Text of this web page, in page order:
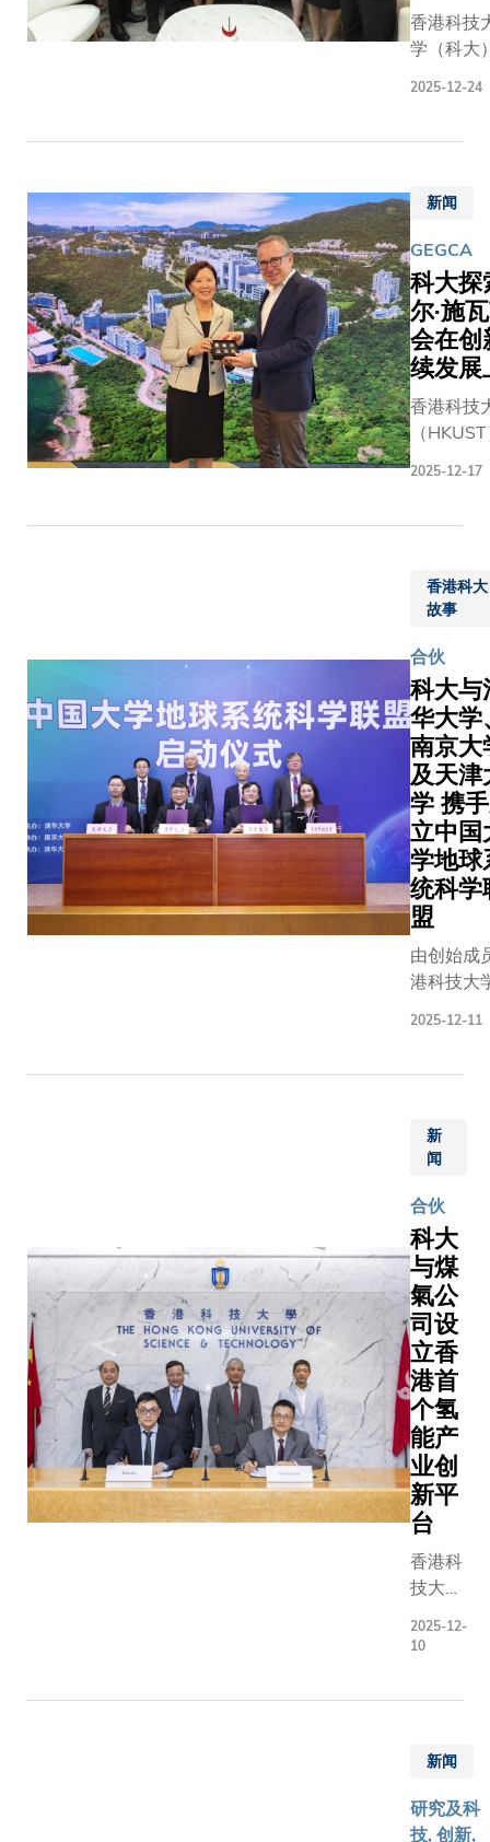
团，并重
介绍大学
坛及瑞士
人、人工
流等领域
讨论亦回
了港科大
导层近期
团访问瑞
的成果，
一步加强
与学术及
研伙伴的
系。 港科
园及新近
立的上海
心——亦
介绍为深
与瑞士院
及企业合
的新平台
代表团亦
观了由
Kristiaan
NEYTS教
主责的显
与光电子
国重点实
室，并了
科大在显
技术方面
位。双方
持连结两
创新生态
统的共同
景，并对
来推动更
密的合作
开展协作
划充满期
待。
香港科技
学（科大
领导代表
流标志双
于本年多
富有意义
互动基础
迈出重要
学术与科
合作奠定
坚实合作
两校在全
合作上的
同承诺。
大校长叶
如教授在
园接待布
斯托大学
校长（全
事务）
Michele
ACUTO
授，并主
会持领导
级会面。
包括 工学
院长罗康
教授、理
厚教授、
（大学数
研究）莱
理副校长
（项目协
调）何佩
女士及首
医疗官莫
英教授。
方讨论的
点包括科
正在筹建
香港第三
医学院、
过全球知
网络联合
计划
（Global
Network
展的联合
旗舰学术
作。其后
科大于12
2025-12-24
新闻
GEGCA
科大探
尔·施
会在创
续发展
香港科技
（
团，就
合作计划
叶玉如教
校长 郭
了代表团
向代表团
新的发展
即將在校
第三所医
尔施瓦茨
享了其在
力的工作
位于海尔
（
（
IPAI）。
为教育
研究的重
问期间，
观了由科
展及零碳
的校园导
解科大的
校园项目
展示了科
端研究转
决方案，
率、净零
城市应用
了科大与
茨基金会
新、可持
业以实现
均表示高
合作。
2025-12-17
香港科大
故事
合伙
科大与
华大学
南京大
及天津
学 携
立中国
学地球
统科学
盟
由创始成
港科技大
球系统科
盟」（联
动。联盟
焦地球系
学的人才
育，矢志
人工智能
数据及遥
测等新兴
的深度融
以构建全
研究平台
进气候变
对、地球
建模、生
护与环境
等重点领
及深化国
士、科大
副校长郭
教授; 中
2025-12-11
新
闻
合伙
科大
与煤
氣公
司设
立香
港首
个氢
能产
业创
新平
台
香港科
技大学
大）今
（煤气
公司）
签署战
2025-12-
10
新闻
研究及科
技, 创新,